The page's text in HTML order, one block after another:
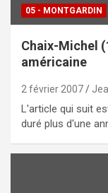
05 - MONTGARDIN
Chaix-Michel
américaine
2 février 2007
L'article qui suit
duré plus d'une